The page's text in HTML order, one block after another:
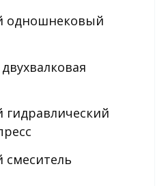
одношнековый